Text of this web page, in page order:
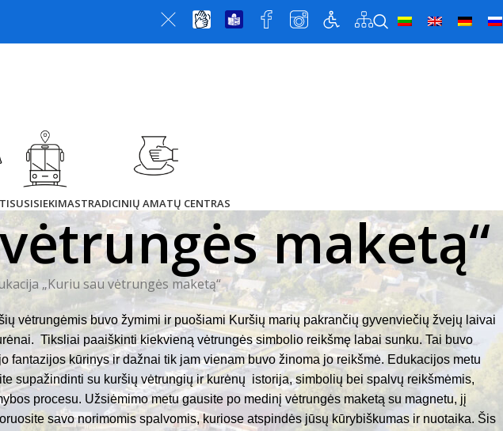
SUSISIEKIMASTRADICINIŲ AMATŲ CENTRAS
maketą“
„Kuriu sau vėtrungės maketą“
vėtrungėmis buvo žymimi ir puošiami Kuršių marių pakrančių gyvenviečių žvejų laivai
Tiksliai paaiškinti kiekvieną vėtrungės simbolio reikšmę labai sunku. Tai buvo
fantazijos kūrinys ir dažnai tik jam vienam buvo žinoma jo reikšmė. Edukacijos metu
supažindinti su kuršių vėtrungių ir kurėnų istorija, simbolių bei spalvų reikšmėmis,
procesu. Užsiėmimo metu gausite po medinį vėtrungės maketą su magnetu, jį
savo norimomis spalvomis, kuriose atspindės jūsų kūrybiškumas ir nuotaika. Šis